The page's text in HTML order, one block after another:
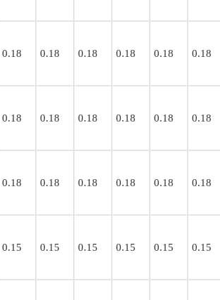
0.18 0.18 0.18 0.18 0.18 0.18
0.18 0.18 0.18 0.18 0.18 0.18
0.18 0.18 0.18 0.18 0.18 0.18
0.15 0.15 0.15 0.15 0.15 0.15